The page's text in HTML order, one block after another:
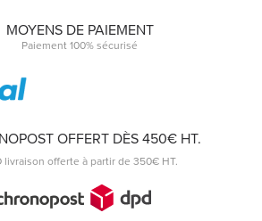
MOYENS DE PAIEMENT
Paiement 100% sécurisé
OFFERT DÈS 450€ HT.
livraison offerte à partir de 350€ HT.